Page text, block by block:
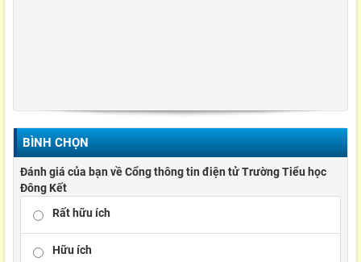
BÌNH CHỌN
Đánh giá của bạn về Cổng thông tin điện tử Trường Tiểu học
Đông Kết
Rất hữu ích
Hữu ích